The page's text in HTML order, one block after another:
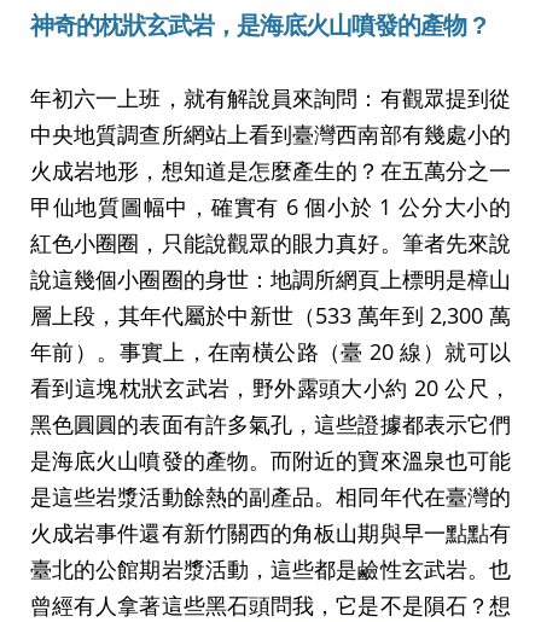
神奇的枕狀玄武岩，是海底火山噴發的產物?
年初六一上班，就有解說員來詢問：有觀眾提到從
中央地質調查所網站上看到臺灣西南部有幾處小的
火成岩地形，想知道是怎麼產生的？在五萬分之一
甲仙地質圖幅中，確實有 6 個小於 1 公分大小的
紅色小圈圈，只能說觀眾的眼力真好。筆者先來說
說這幾個小圈圈的身世：地調所網頁上標明是樟山
層上段，其年代屬於中新世（533 萬年到 2,300 萬
年前）。事實上，在南橫公路（臺 20 線）就可以
看到這塊枕狀玄武岩，野外露頭大小約 20 公尺，
黑色圓圓的表面有許多氣孔，這些證據都表示它們
是海底火山噴發的產物。而附近的寶來溫泉也可能
是這些岩漿活動餘熱的副產品。相同年代在臺灣的
火成岩事件還有新竹關西的角板山期與早一點點有
臺北的公館期岩漿活動，這些都是鹼性玄武岩。也
曾經有人拿著這些黑石頭問我，它是不是隕石？想